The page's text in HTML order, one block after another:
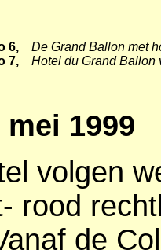
6, De Grand Ballon met
7, Hotel du Grand
1999
volgen
rood
de